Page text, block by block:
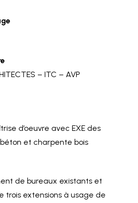
– ITC – AVP
d’oeuvre avec EXE des
et charpente bois
de bureaux existants et
trois extensions à usage de